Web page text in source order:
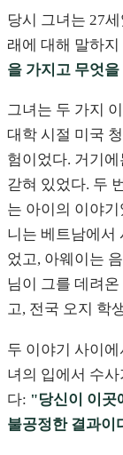
당시 그녀는 27
래에 대해 말하
을 가지고 무엇을
그녀는 두 가지
대학 시절 미국
험이었다. 거기
갇혀 있었다. 두
는 아이의 이야
니는 베트남에서
었고, 아웨이는
님이 그를 데려
고, 전국 오지 학
두 이야기 사이
녀의 입에서 수
다: "당신이 이곳
불공정한 결과이